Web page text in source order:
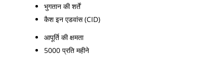
भुगतान की शर्तें
कैश इन एडवांस (CID)
आपूर्ति की क्षमता
5000 प्रति महीने